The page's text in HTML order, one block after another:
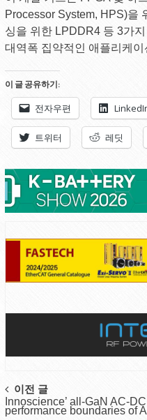
Processor System, HPS)을
싱을 위한 LPDDR4 등 3가
대역폭 집약적인 애플리케
이 글 공유하기:
전자우편
트위터 레딧
Post
navigation
이전 글
Innoscience’ all-GaN AC-
performance boundaries of